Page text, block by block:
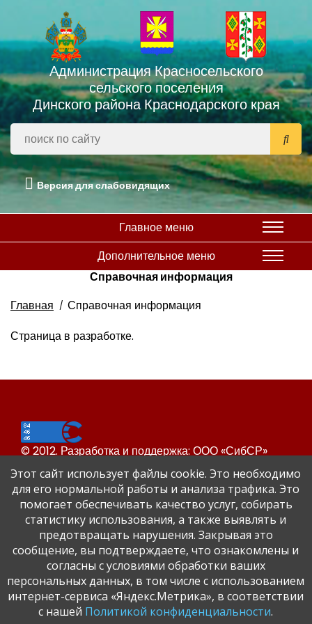
Администрация Красносельского
сельского поселения
Динского района Краснодарского края
Версия для слабовидящих
Главное меню
Дополнительное меню
Справочная информация
Главная
Справочная информация
Страница в разработке.
© 2012. Разработка и поддержка: ООО «СибСР»
Все права защищены законом и международными
соглашениями.
Сайт Динского района
Официальный сайт администрации Краснодарского
края.
Этот сайт использует файлы cookie. Это необходимо
для его нормальной работы и анализа трафика. Это
помогает обеспечивать качество услуг, собирать
статистику использования, а также выявлять и
предотвращать нарушения. Закрывая это
сообщение, вы подтверждаете, что ознакомлены и
согласны с условиями обработки ваших
персональных данных, в том числе с использованием
интернет-сервиса «Яндекс.Метрика», в соответствии
с нашей Политикой конфиденциальности.